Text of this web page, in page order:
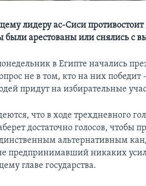
лидеру ас-Сиси
были арестованы или снялись с
в Египте начались
не в том, кто на них победит
придут на избирательные
что в ходе трехдневного
достаточно голосов, чтобы
альтернативным
предпринимавший никаких
главе государства.